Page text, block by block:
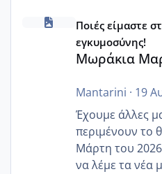
Μωράκια Μαρτίου 2026
Ποιές είμαστε
εγκυμοσύνης!
Μωράκια
Mantarini · 19
Έχουμε άλλες
περιμένουν το
Μάρτη του 2026;; Για να
να λέμε τα νέα